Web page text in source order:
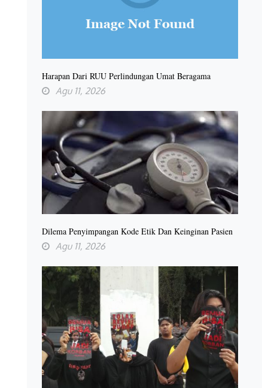
Harapan Dari RUU Perlindungan Umat Beragama
Agu 11, 2026
Dilema Penyimpangan Kode Etik Dan Keinginan Pasien
Agu 11, 2026